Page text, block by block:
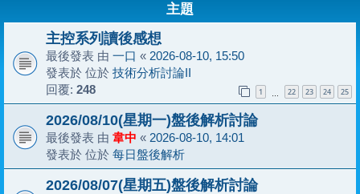
主題
主控系列讀後感想
最後發表 由 一口 « 2026-08-10, 15:50
發表於 位於 技術分析討論II
回覆: 248 1 22 23 24 25
2026/08/10(星期一)盤後解析討論
最後發表 由 韋中 « 2026-08-10, 14:01
發表於 位於 每日盤後解析
2026/08/07(星期五)盤後解析討論